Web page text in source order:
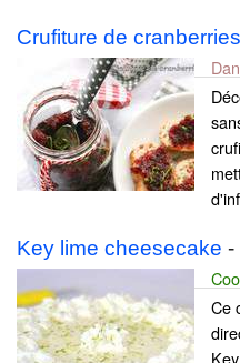
Crufiture de
Key lime cheesecake -
Ce